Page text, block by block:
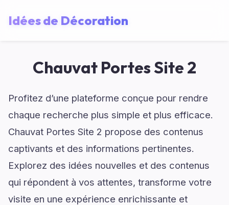
Idées de Décoration
Chauvat Portes Site 2
Profitez d’une plateforme conçue pour rendre
chaque recherche plus simple et plus efficace.
Chauvat Portes Site 2 propose des contenus
captivants et des informations pertinentes.
Explorez des idées nouvelles et des contenus
qui répondent à vos attentes, transforme votre
visite en une expérience enrichissante et